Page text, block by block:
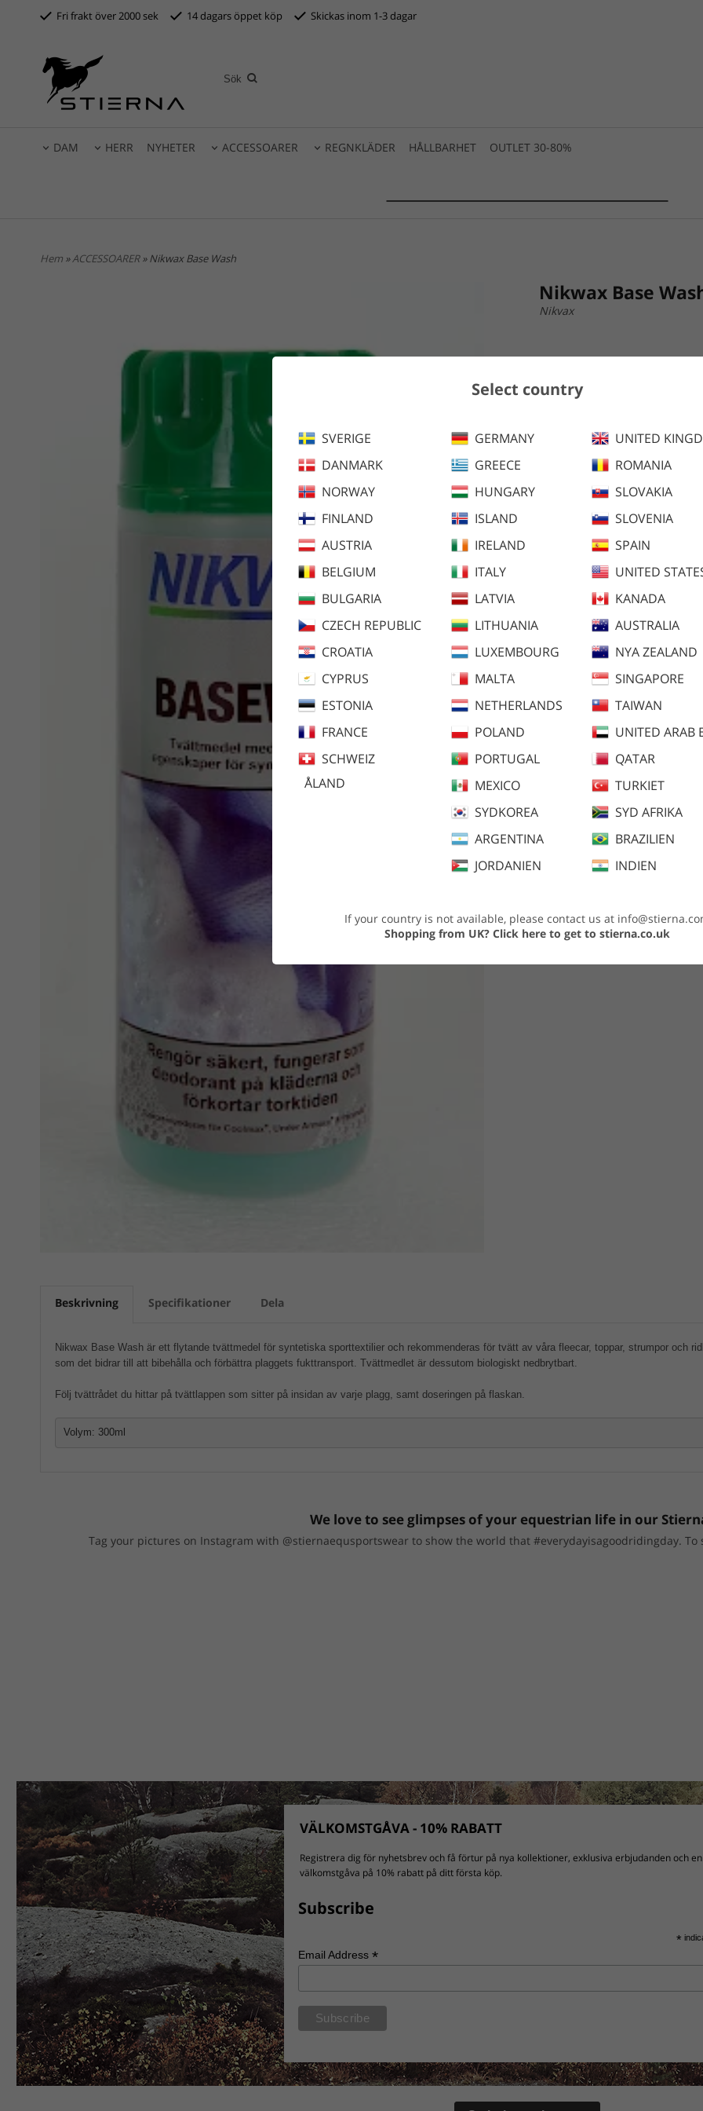
Fri frakt över 2000 sek 14 dagars öppet köp Skickas inom 1-3 dagar
Select country
SVERIGE
DANMARK
NORWAY
FINLAND
AUSTRIA
BELGIUM
BULGARIA
CZECH REPUBLIC
CROATIA
CYPRUS
ESTONIA
FRANCE
SCHWEIZ
ÅLAND
GERMANY
GREECE
HUNGARY
ISLAND
IRELAND
ITALY
LATVIA
LITHUANIA
LUXEMBOURG
MALTA
NETHERLANDS
POLAND
PORTUGAL
MEXICO
SYDKOREA
ARGENTINA
JORDANIEN
UNITED
ROMANIA
SLOVAKIA
SLOVENIA
SPAIN
UNITED
KANADA
AUSTRALIA
NYA ZEALAND
SINGAPORE
TAIWAN
UNITED ARAB
QATAR
TURKIET
SYD AFRIKA
BRAZILIEN
INDIEN
If your country is not available, please contact us at
Shopping from UK? Click here to get to stierna.co.uk
DAM HERR NYHETER ACCESSOARER REGNKLÄDER HÅLLBARHET OUTLET 30-80%
Hem »ACCESSOARER» Nikwax Base Wash
Nikwax Base
Nikvax
Ange din e-postadress för
Nikwax Tech Wash är ett
förbättrar plaggets
Beskrivning Specifikationer Dela
Nikwax Base Wash är ett flytande tvättmedel för syntetiska sporttextilier och rekommenderas för tvätt av våra fleecar, toppar, strumpor och
som det bidrar till att bibehålla och förbättra plaggets fukttransport. Tvättmedlet är dessutom biologiskt nedbrytbart.
Följ tvättrådet du hittar på tvättlappen som sitter på insidan av varje plagg, samt doseringen på flaskan.
Volym: 300ml
We love to see glimpses of your equestrian life in our
Tag your pictures on Instagram with @stiernaequsportswear to show the world that #everydayisagoodridingday.
VÄLKOMSTGÅVA - 10% RABATT
Registrera dig för nyhetsbrev och få förtur på nya kollektioner, exklusiva erbjudanden och en
välkomstgåva på 10% rabatt på ditt första köp.
Subscribe
*
Email Address*